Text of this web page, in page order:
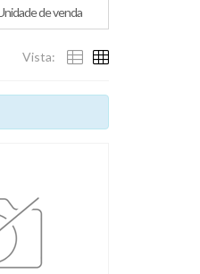
de venda
Vista: